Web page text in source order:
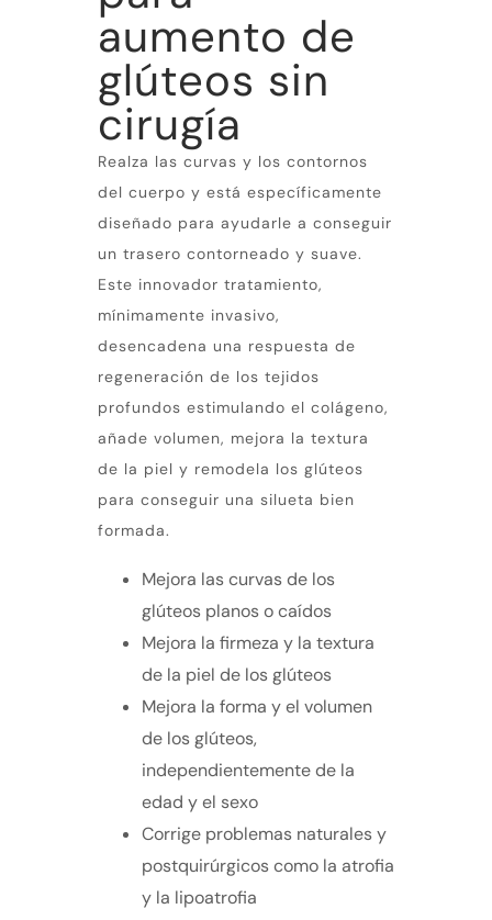
aumento de
glúteos sin
cirugía
Realza las curvas y los contornos
del cuerpo y está específicamente
diseñado para ayudarle a conseguir
un trasero contorneado y suave.
Este innovador tratamiento,
mínimamente invasivo,
desencadena una respuesta de
regeneración de los tejidos
profundos estimulando el colágeno,
añade volumen, mejora la textura
de la piel y remodela los glúteos
para conseguir una silueta bien
formada.
Mejora las curvas de los
glúteos planos o caídos
Mejora la firmeza y la textura
de la piel de los glúteos
Mejora la forma y el volumen
de los glúteos,
independientemente de la
edad y el sexo
Corrige problemas naturales y
postquirúrgicos como la atrofia
y la lipoatrofia